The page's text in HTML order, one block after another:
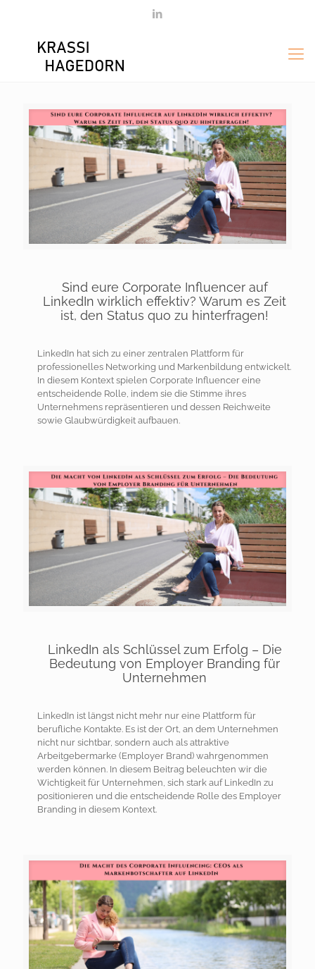
Sind eure Corporate Influencer auf
LinkedIn wirklich effektiv? Warum es Zeit
ist, den Status quo zu hinterfragen!
LinkedIn hat sich zu einer zentralen Plattform für
professionelles Networking und Markenbildung entwickelt.
In diesem Kontext spielen Corporate Influencer eine
entscheidende Rolle, indem sie die Stimme ihres
Unternehmens repräsentieren und dessen Reichweite
sowie Glaubwürdigkeit aufbauen.
LinkedIn als Schlüssel zum Erfolg – Die
Bedeutung von Employer Branding für
Unternehmen
LinkedIn ist längst nicht mehr nur eine Plattform für
berufliche Kontakte. Es ist der Ort, an dem Unternehmen
nicht nur sichtbar, sondern auch als attraktive
Arbeitgebermarke (Employer Brand) wahrgenommen
werden können. In diesem Beitrag beleuchten wir die
Wichtigkeit für Unternehmen, sich stark auf LinkedIn zu
positionieren und die entscheidende Rolle des Employer
Branding in diesem Kontext.